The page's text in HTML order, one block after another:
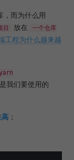
，而为什么用
目 放在
一个仓库
工程为什么越来越
yarn
我们要使用的
高 ；